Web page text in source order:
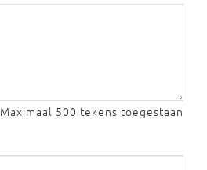
Maximaal 500 tekens toegestaan